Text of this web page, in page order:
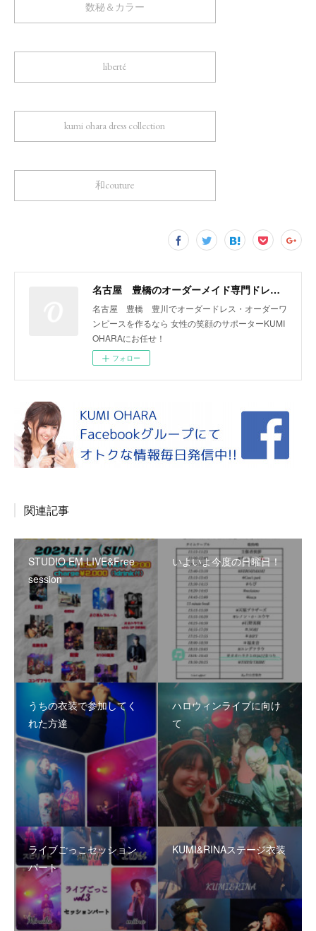
数秘＆カラー
liberté
kumi ohara dress collection
和couture
名古屋 豊橋のオーダーメイド専門ドレスデザイナー KUMI OHARA
名古屋 豊橋 豊川でオーダードレス・オーダーワ
ンピースを作るなら 女性の笑顔のサポーターKUMI
OHARAにお任せ！
フォロー
関連記事
STUDIO EM LIVE&Free
session
いよいよ今度の日曜日！
うちの衣装で参加してく
れた方達
ハロウィンライブに向け
て
ライブごっこセッション
パート
KUMI&RINAステージ衣装